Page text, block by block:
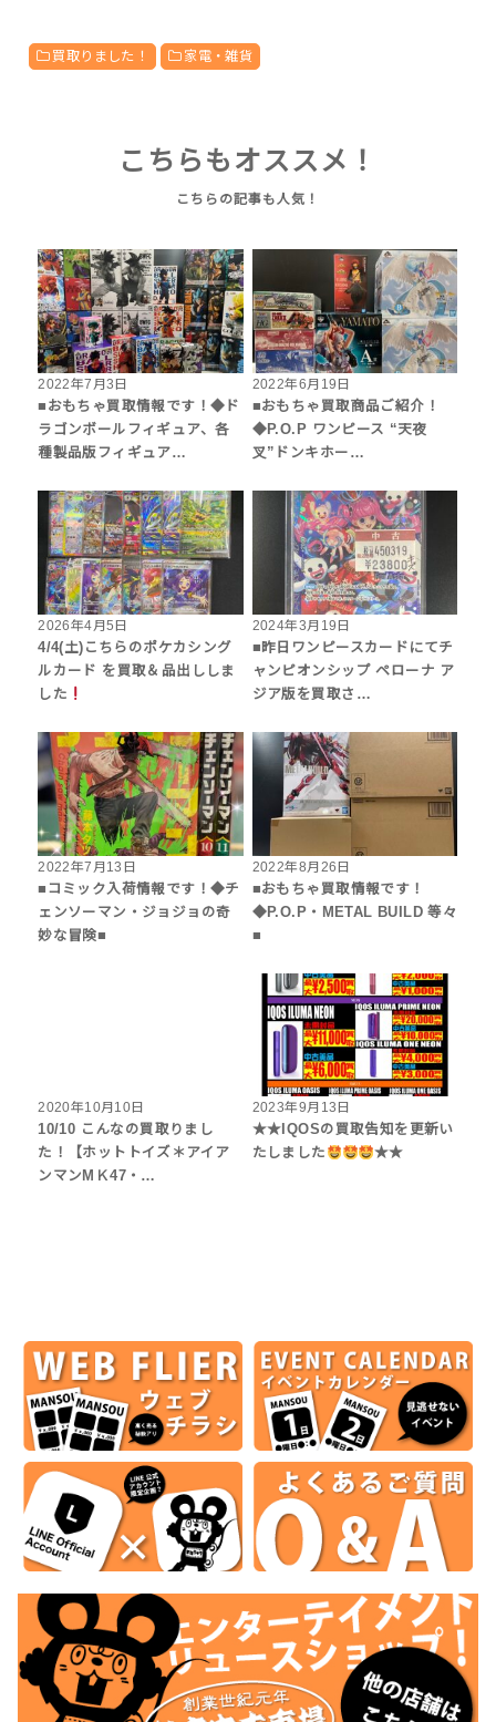
買取りました！ 家電・雑貨
こちらもオススメ！
2022年7月3日
■おもちゃ買取情報です！◆ド
ラゴンボールフィギュア、各
種製品版フィギュア…
2022年6月19日
■おもちゃ買取商品ご紹介！
◆P.O.P ワンピース “天夜
叉”ドンキホー…
2026年4月5日
4/4(土)こちらのポケカシング
ルカード を買取＆品出ししま
した
2024年3月19日
■昨日ワンピースカードにてチ
ャンピオンシップ ペローナ ア
ジア版を買取さ…
2022年7月13日
■コミック入荷情報です！◆チ
ェンソーマン・ジョジョの奇
妙な冒険■
2022年8月26日
■おもちゃ買取情報です！
◆P.O.P・METAL BUILD 等々
■
2020年10月10日
10/10 こんなの買取りまし
た！【ホットトイズ＊アイア
ンマンMＫ47・…
2023年9月13日
★★IQOSの買取告知を更新い
たしました
★★